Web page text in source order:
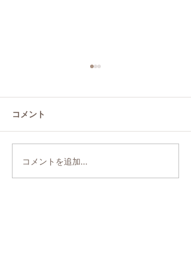
明けましておめでとうご
ざいます
コメント
コメントを追加…